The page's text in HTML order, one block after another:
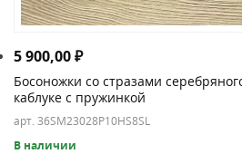
5 900,00₽
Босоножки со стразами
каблуке с пружинкой
арт. 36SM23028P10HS8SL
В наличии